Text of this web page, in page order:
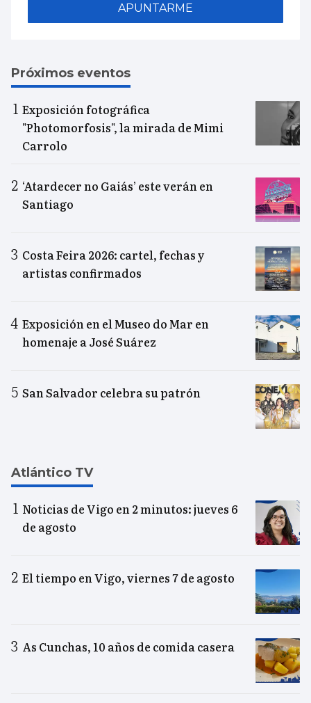
APUNTARME
Próximos eventos
Exposición fotográfica
"Photomorfosis", la mirada de Mimi
Carrolo
‘Atardecer no Gaiás’ este verán en
Santiago
Costa Feira 2026: cartel, fechas y
artistas confirmados
Exposición en el Museo do Mar en
homenaje a José Suárez
San Salvador celebra su patrón
Atlántico TV
Noticias de Vigo en 2 minutos: jueves 6
de agosto
El tiempo en Vigo, viernes 7 de agosto
As Cunchas, 10 años de comida casera